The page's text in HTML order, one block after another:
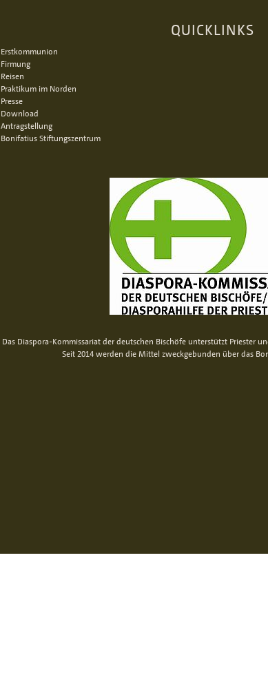
QUICKLINKS
Erstkommunion
Firmung
Reisen
Praktikum im Norden
Presse
Download
Antragstellung
Bonifatius Stiftungszentrum
Das Diaspora-Kommissariat der deutschen Bischöfe unterstützt Priester
Seit 2014 werden die Mittel zweckgebunden über das